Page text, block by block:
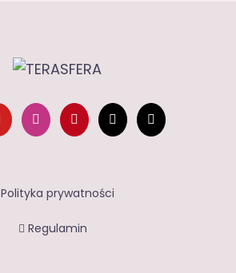
Polityka prywatności
Regulamin